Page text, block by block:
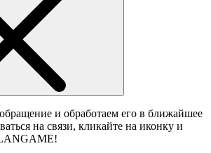
и обработаем его в ближайшее
на связи, кликайте на иконку и